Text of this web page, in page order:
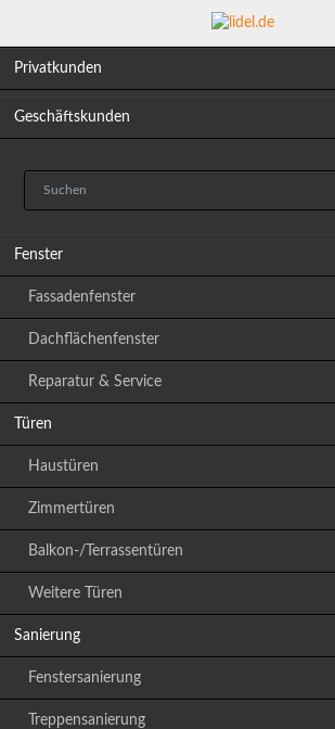
Privatkunden
Geschäftskunden
Navigation
Fenster
Fassadenfenster
Dachflächenfenster
Reparatur & Service
Türen
Haustüren
Zimmertüren
Balkon-/Terrassentüren
Weitere Türen
Sanierung
Fenstersanierung
Treppensanierung